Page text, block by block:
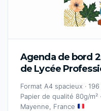
Agenda de bord
de Lycée
Format A4 spacieux ·
Papier de qualité 80g/
Mayenne, France